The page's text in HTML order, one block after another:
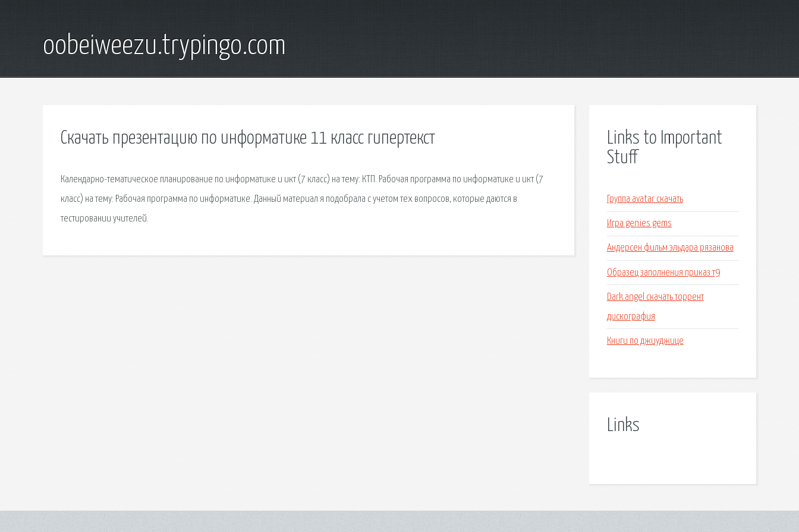
oobeiweezu.trypingo.com
Скачать презентацию по информатике 11 класс гипертекст
Календарно-тематическое планирование по информатике и икт (7 класс) на тему: КТП. Рабочая программа по информатике и икт (7
класс) на тему: Рабочая программа по информатике. Данный материал я подобрала с учетом тех вопросов, которые даются в
тестировании учителей.
Links to Important
Stuff
Группа avatar скачать
Игра genies gems
Андерсен фильм эльдара рязанова
Образец заполнения приказ т9
Dark angel скачать торрент
дискография
Книги по джиуджице
Links